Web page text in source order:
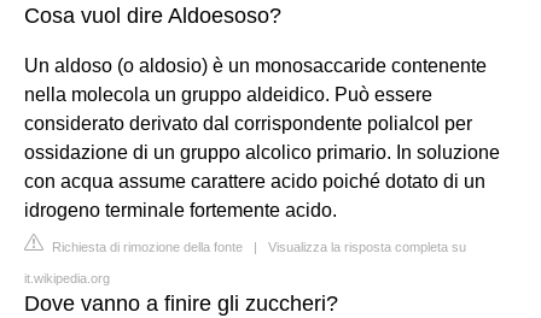
Cosa vuol dire Aldoesoso?
Un aldoso (o aldosio) è un monosaccaride contenente
nella molecola un gruppo aldeidico. Può essere
considerato derivato dal corrispondente polialcol per
ossidazione di un gruppo alcolico primario. In soluzione
con acqua assume carattere acido poiché dotato di un
idrogeno terminale fortemente acido.
Richiesta di rimozione della fonte Visualizza la risposta completa su
it.wikipedia.org
Dove vanno a finire gli zuccheri?